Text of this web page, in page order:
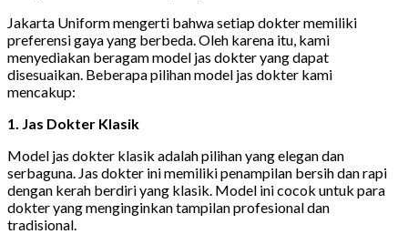
Jakarta Uniform mengerti bahwa setiap dokter memiliki
preferensi gaya yang berbeda. Oleh karena itu, kami
menyediakan beragam model jas dokter yang dapat
disesuaikan. Beberapa pilihan model jas dokter kami
mencakup:
1. Jas Dokter Klasik
Model jas dokter klasik adalah pilihan yang elegan dan
serbaguna. Jas dokter ini memiliki penampilan bersih dan rapi
dengan kerah berdiri yang klasik. Model ini cocok untuk para
dokter yang menginginkan tampilan profesional dan
tradisional.